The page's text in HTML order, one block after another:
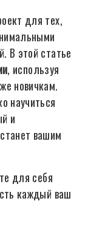
для тех,
В этой статье
, используя
новичкам.
научиться
и
вашим
для себя
каждый ваш